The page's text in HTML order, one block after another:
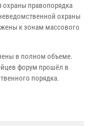
охраны правопорядка
охраны
к зонам массового
в полном объеме.
форум прошёл в
порядка.